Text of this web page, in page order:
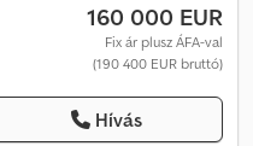
160 000 EUR
Fix ár plusz ÁFA-val
(190 400 EUR bruttó)
Hívás